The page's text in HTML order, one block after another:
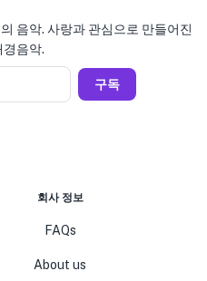
음악. 사랑과 관심으로 만들어진
경음악.
구독
회사 정보
FAQs
About us